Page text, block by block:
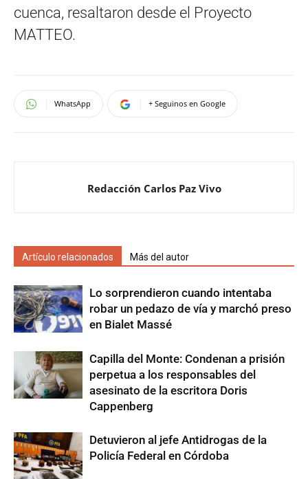
cuenca, resaltaron desde el Proyecto
MATTEO.
WhatsApp + Seguinos en Google
Redacción Carlos Paz Vivo
Artículo relacionados Más del autor
Lo sorprendieron cuando intentaba
robar un pedazo de vía y marchó preso
en Bialet Massé
Capilla del Monte: Condenan a prisión
perpetua a los responsables del
asesinato de la escritora Doris
Cappenberg
Detuvieron al jefe Antidrogas de la
Policía Federal en Córdoba